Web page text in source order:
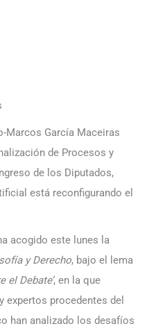
Marcos García Maceiras
de Procesos y
de los Diputados,
está reconfigurando el
acogido este lunes la
y Derecho, bajo el lema
el Debate’, en la que
expertos procedentes del
han analizado los desafíos